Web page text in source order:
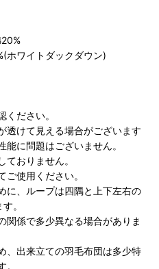
ホワイトダックダウン)
ください。
透けて見える場合がございます
に問題はございません。
ておりません。
ご使用ください。
に、ループは四隅と上下左右の
。
関係で多少異なる場合がありま
、出来立ての羽毛布団は多少特